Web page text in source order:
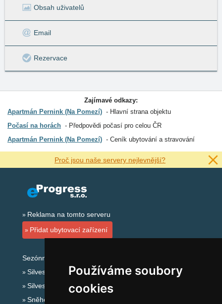
Používáme soubory
cookies
Obsah uživatelů
Email
Rezervace
Zajímavé odkazy:
Apartmán Pernink (Na Pomezí)
Hlavní strana objektu
Počasí na horách
Předpovědi počasí pro celou ČR
Apartmán Pernink (Na Pomezí)
Ceník ubytování a stravování
Proč jsou naše servery nejlevnější?
Reklama na tomto serveru
Přidat ubytovací zařízení
Sezónní odkazy:
Silvester Krušné hory
Silvestr na horách 2025/26
Sněhové zpravodajství